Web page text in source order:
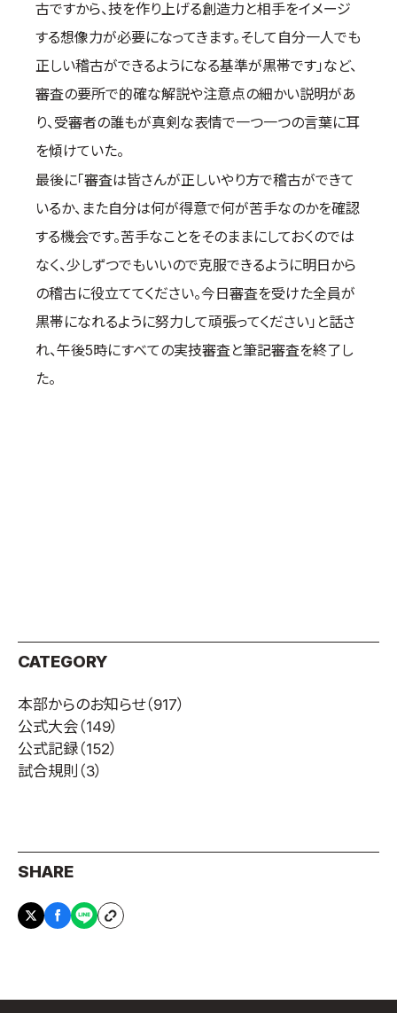
公式記録
試合規則
入門のご案内
青少年部・保護者の方へ
取材のお申し込み
よくある質問
本サイトについて
プライバシーポリシー
古ですから、技を作り上げる創造力と相手をイメージ
する想像力が必要になってきます。そして自分一人でも
正しい稽古ができるようになる基準が黒帯です」など、
審査の要所で的確な解説や注意点の細かい説明があ
り、受審者の誰もが真剣な表情で一つ一つの言葉に耳
を傾けていた。
最後に「審査は皆さんが正しいやり方で稽古ができて
いるか、また自分は何が得意で何が苦手なのかを確認
する機会です。苦手なことをそのままにしておくのでは
なく、少しずつでもいいので克服できるように明日から
の稽古に役立ててください。今日審査を受けた全員が
黒帯になれるように努力して頑張ってください」と話さ
れ、午後5時にすべての実技審査と筆記審査を終了し
た。
CATEGORY
本部からのお知らせ（917）
公式大会（149）
公式記録（152）
試合規則 （3）
SHARE